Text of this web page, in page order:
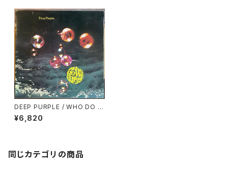
DEEP PURPLE / WHO DO W
E THINK WE ARE
¥6,820
同じカテゴリの商品